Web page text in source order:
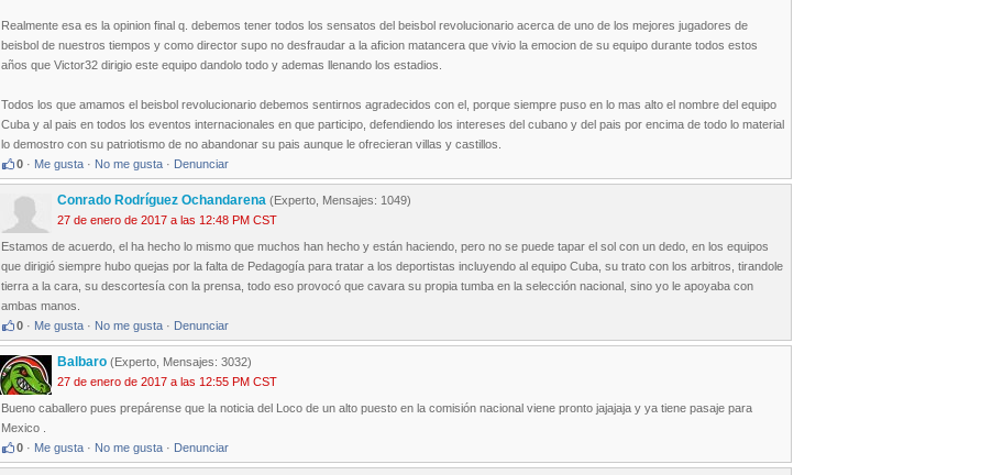
Realmente esa es la opinion final q. debemos tener todos los sensatos del beisbol revolucionario acerca de uno de los mejores jugadores de
beisbol de nuestros tiempos y como director supo no desfraudar a la aficion matancera que vivio la emocion de su equipo durante todos estos
años que Victor32 dirigio este equipo dandolo todo y ademas llenando los estadios.
Todos los que amamos el beisbol revolucionario debemos sentirnos agradecidos con el, porque siempre puso en lo mas alto el nombre del equipo
Cuba y al pais en todos los eventos internacionales en que participo, defendiendo los intereses del cubano y del pais por encima de todo lo material
lo demostro con su patriotismo de no abandonar su pais aunque le ofrecieran villas y castillos.
0 · Me gusta · No me gusta · Denunciar
Conrado Rodríguez Ochandarena (Experto, Mensajes: 1049)
27 de enero de 2017 a las 12:48 PM CST
Estamos de acuerdo, el ha hecho lo mismo que muchos han hecho y están haciendo, pero no se puede tapar el sol con un dedo, en los equipos
que dirigió siempre hubo quejas por la falta de Pedagogía para tratar a los deportistas incluyendo al equipo Cuba, su trato con los arbitros, tirandole
tierra a la cara, su descortesía con la prensa, todo eso provocó que cavara su propia tumba en la selección nacional, sino yo le apoyaba con
ambas manos.
0 · Me gusta · No me gusta · Denunciar
Balbaro (Experto, Mensajes: 3032)
27 de enero de 2017 a las 12:55 PM CST
Bueno caballero pues prepárense que la noticia del Loco de un alto puesto en la comisión nacional viene pronto jajajaja y ya tiene pasaje para
Mexico .
0 · Me gusta · No me gusta · Denunciar